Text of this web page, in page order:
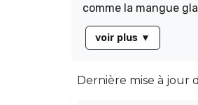
comme la mangue
ces pods sont
voir plus ▼
Dernière mise à jour